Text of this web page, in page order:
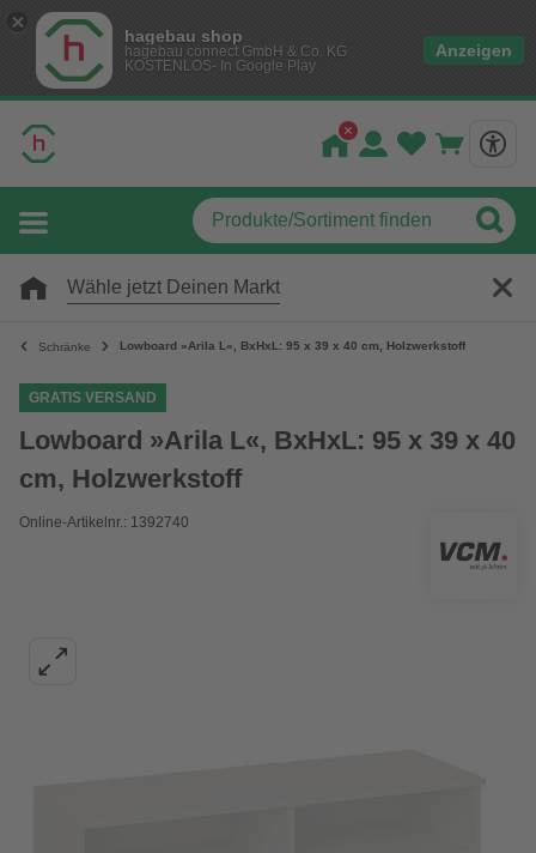
hagebau shop
hagebau connect GmbH & Co. KG
KOSTENLOS- In Google Play
Anzeigen
Wähle jetzt Deinen Markt
Schränke Lowboard »Arila L«, BxHxL: 95 x 39 x 40 cm, Holzwerkstoff
GRATIS VERSAND
Lowboard »Arila L«, BxHxL: 95 x 39 x 40
cm, Holzwerkstoff
Online-Artikelnr.: 1392740